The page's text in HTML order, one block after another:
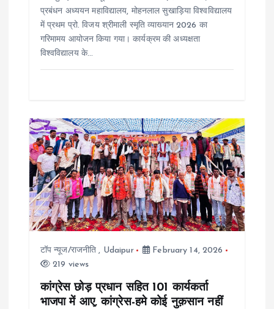
प्रबंधन अध्ययन महाविद्यालय, मोहनलाल सुखाड़िया विश्वविद्यालय
में प्रथम प्रो. विजय श्रीमाली स्मृति व्याख्यान 2026 का
गरिमामय आयोजन किया गया। कार्यक्रम की अध्यक्षता
विश्वविद्यालय के…
टॉप न्यूज/राजनीति , Udaipur
February 14, 2026
219 views
कांग्रेस छोड़ प्रधान सहित 101 कार्यकर्ता
भाजपा में आए, कांग्रेस-हमे कोई नुक़सान नहीं